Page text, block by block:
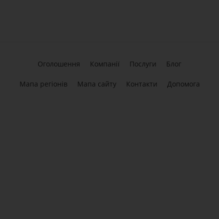
Оголошення Компанії Послуги Блог
Мапа регіонів Мапа сайту Контакти Допомога